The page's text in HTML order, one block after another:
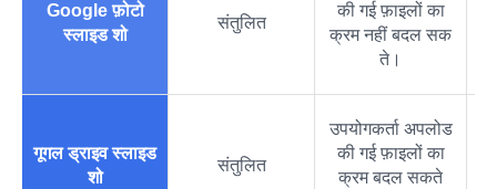
Google फ़ोटो
स्लाइड शो
संतुलित
की गई फ़ाइलों का
क्रम नहीं बदल सक
ते।
गूगल ड्राइव स्लाइड
शो
संतुलित
उपयोगकर्ता अपलोड
की गई फ़ाइलों का
क्रम बदल सकते